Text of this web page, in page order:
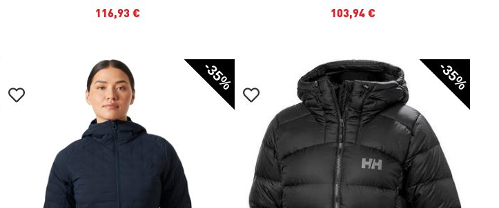
116,93 € 103,94 €
-35% -35%